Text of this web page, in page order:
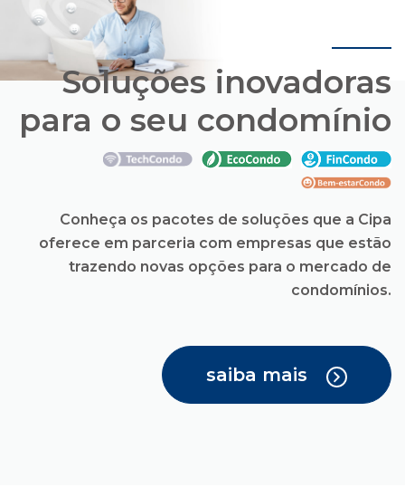
Soluções inovadoras
para o seu condomínio
Conheça os pacotes de soluções que a Cipa
oferece em parceria com empresas que estão
trazendo novas opções para o mercado de
condomínios.
saiba mais